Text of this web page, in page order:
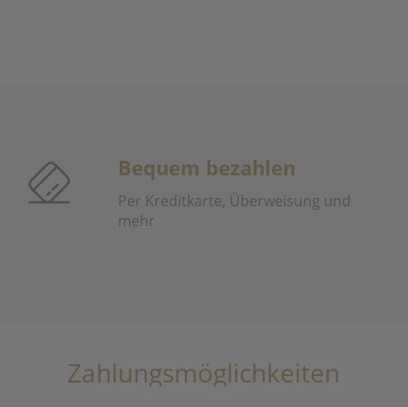
Bequem bezahlen
Per Kreditkarte, Überweisung und
mehr
Zahlungsmöglichkeiten